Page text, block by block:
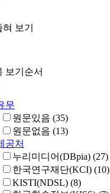
보기
보기순서
무
원문있음 (35)
원문없음 (13)
공처
누리미디어(DBpia) (27)
한국연구재단(KCI) (10)
KISTI(NDSL) (8)